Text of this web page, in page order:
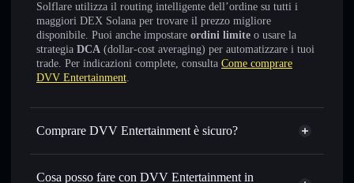
Solflare utilizza il routing intelligente dell’ordine su tutti i
maggiori DEX Solana per trovare il prezzo migliore
disponibile. Puoi anche impostare ordini limite o usare la
strategia DCA (dollar-cost averaging) per automatizzare i tuoi
trade. Per indicazioni complete, consulta Come comprare
DVV Entertainment.
Comprare DVV Entertainment è sicuro?
DVV Entertainment non è verificato
Cosa posso fare con DVV Entertainment in